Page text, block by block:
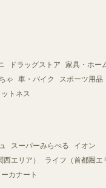
ドラッグストア
家具・ホー
ゃ 車・バイク
スポーツ用品
トネス
スーパーみらべる
イオン
エリア）
ライフ（首都圏エ
カナート